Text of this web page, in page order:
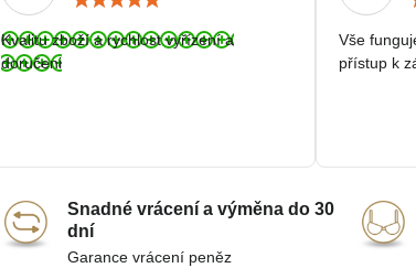
/
5
Kvalitu zboží a rychlost vyřízení a
doručeni
Vše
přístup k
Snadné vrácení a výměna do 30
dní
Garance vrácení peněz